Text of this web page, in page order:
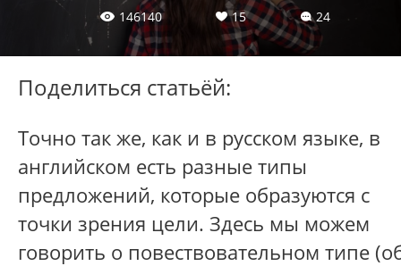
146140 15 24
Поделиться статьёй:
Точно так же, как и в русском языке, в
английском есть разные типы
предложений, которые образуются с
точки зрения цели. Здесь мы можем
говорить о повествовательном типе